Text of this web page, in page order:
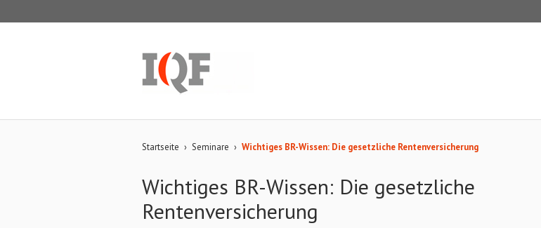
Startseite › Seminare › Wichtiges BR-Wissen: Die gesetzliche Rentenversicherung
Wichtiges BR-Wissen: Die gesetzliche
Rentenversicherung